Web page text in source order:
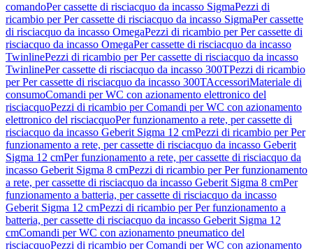
comandoPer cassette di risciacquo da incasso SigmaPezzi di
ricambio per Per cassette di risciacquo da incasso SigmaPer cassette
di risciacquo da incasso OmegaPezzi di ricambio per Per cassette di
risciacquo da incasso OmegaPer cassette di risciacquo da incasso
TwinlinePezzi di ricambio per Per cassette di risciacquo da incasso
TwinlinePer cassette di risciacquo da incasso 300TPezzi di ricambio
per Per cassette di risciacquo da incasso 300TAccessoriMateriale di
consumoComandi per WC con azionamento elettronico del
risciacquoPezzi di ricambio per Comandi per WC con azionamento
elettronico del risciacquoPer funzionamento a rete, per cassette di
risciacquo da incasso Geberit Sigma 12 cmPezzi di ricambio per Per
funzionamento a rete, per cassette di risciacquo da incasso Geberit
Sigma 12 cmPer funzionamento a rete, per cassette di risciacquo da
incasso Geberit Sigma 8 cmPezzi di ricambio per Per funzionamento
a rete, per cassette di risciacquo da incasso Geberit Sigma 8 cmPer
funzionamento a batteria, per cassette di risciacquo da incasso
Geberit Sigma 12 cmPezzi di ricambio per Per funzionamento a
batteria, per cassette di risciacquo da incasso Geberit Sigma 12
cmComandi per WC con azionamento pneumatico del
risciacquoPezzi di ricambio per Comandi per WC con azionamento